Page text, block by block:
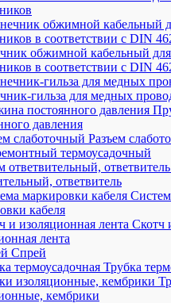
обжимной кабельный
в соответствии с DIN
гильза для медных
давления
Разъем
термоусадочный
ответвитель
кабеля
Скотч
лента
Спрей
Трубка
кембрики